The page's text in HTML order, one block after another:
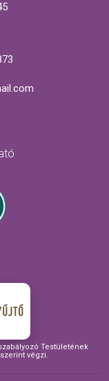
Testületének
végzi.